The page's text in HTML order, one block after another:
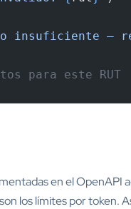
insuficiente —
para este RUT
en el OpenAPI
los límites por token.